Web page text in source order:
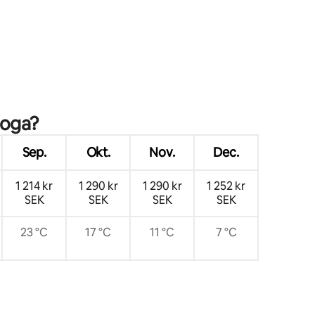
Sep. Okt. Nov. Dec.
1 214 kr
SEK
1 290 kr
SEK
1 290 kr
SEK
1 252 kr
SEK
23 °C 17 °C 11 °C 7 °C